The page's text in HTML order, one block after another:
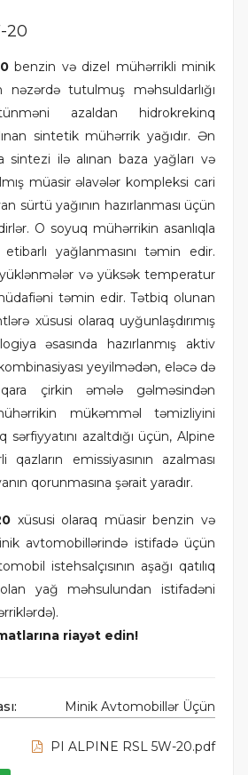
20
benzin və dizel mühərrikli minik
tutulmuş məhsuldarlığı
azaldan hidrokrekinq
sintetik mühərrik yağıdır. Ən
sintezi ilə alınan baza yağları və
müasir əlavələr kompleksi cari
sürtü yağının hazırlanması üçün
O soyuq mühərrikin asanlıqla
etibarlı yağlanmasını təmin edir.
və yüksək temperatur
təmin edir. Tətbiq olunan
xüsusi olaraq uyğunlaşdırımış
əsasında hazırlanmış aktiv
yeyilmədən, eləcə də
çirkin əmələ gəlməsindən
mükəmməl təmizliyini
sərfiyyatını azaltdığı üçün, Alpine
emissiyasının azalması
qorunmasına şərait yaradır.
xüsusi olaraq müasir benzin və
avtomobillərində istifadə üçün
istehsalçısının aşağı qatılıq
yağ məhsulundan istifadəni
riayət edin!
Minik Avtomobillər Üçün
PI ALPINE RSL 5W-20.pdf